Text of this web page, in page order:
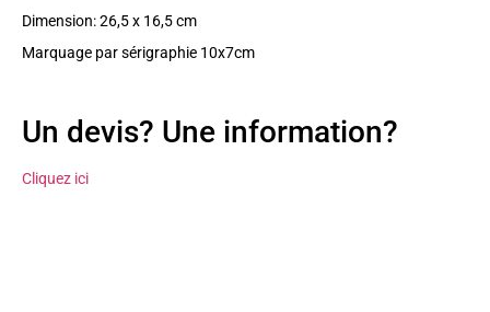
Dimension: 26,5 x 16,5 cm
Marquage par sérigraphie 10x7cm
Un devis? Une information?
Cliquez ici